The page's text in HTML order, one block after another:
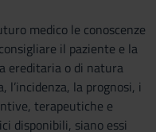
medico le conoscenze
il paziente e la
ereditaria o di natura
la prognosi, i
terapeutiche e
disponibili, siano essi